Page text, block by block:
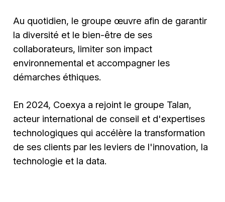
Au quotidien, le groupe œuvre afin de garantir
la diversité et le bien-être de ses
collaborateurs, limiter son impact
environnemental et accompagner les
démarches éthiques.
En 2024, Coexya a rejoint le groupe Talan,
acteur international de conseil et d'expertises
technologiques qui accélère la transformation
de ses clients par les leviers de l'innovation, la
technologie et la data.